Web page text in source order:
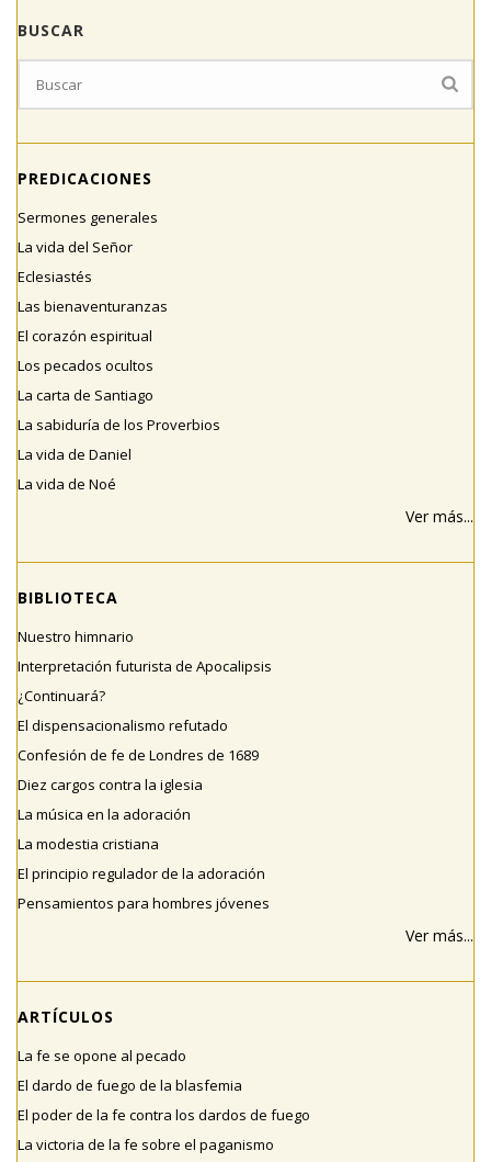
BUSCAR
PREDICACIONES
Sermones generales
La vida del Señor
Eclesiastés
Las bienaventuranzas
El corazón espiritual
Los pecados ocultos
La carta de Santiago
La sabiduría de los Proverbios
La vida de Daniel
La vida de Noé
Ver más...
BIBLIOTECA
Nuestro himnario
Interpretación futurista de Apocalipsis
¿Continuará?
El dispensacionalismo refutado
Confesión de fe de Londres de 1689
Diez cargos contra la iglesia
La música en la adoración
La modestia cristiana
El principio regulador de la adoración
Pensamientos para hombres jóvenes
Ver más...
ARTÍCULOS
La fe se opone al pecado
El dardo de fuego de la blasfemia
El poder de la fe contra los dardos de fuego
La victoria de la fe sobre el paganismo